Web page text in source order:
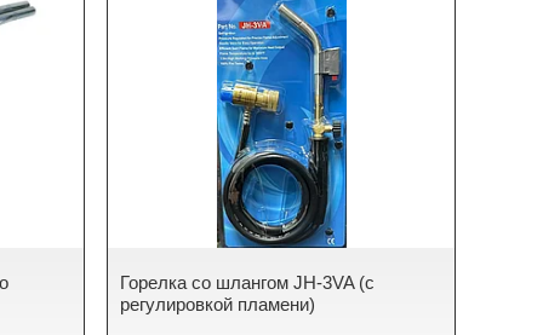
Горелка со шлангом JH-3VA (с
регулировкой пламени)